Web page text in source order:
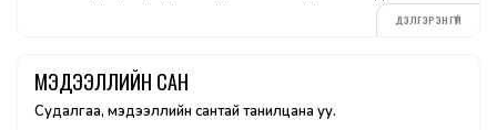
ДЭЛГЭРЭНГҮЙ
МЭДЭЭЛЛИЙН САН
Судалгаа, мэдээллийн сантай танилцана уу.